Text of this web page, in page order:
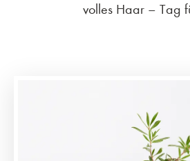
volles Haar – Tag